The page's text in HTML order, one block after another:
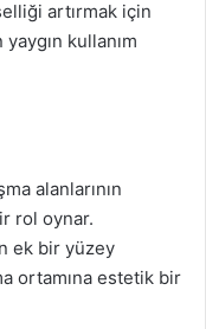
artırmak için
kullanım
alanlarının
rol oynar.
ek bir yüzey
ortamına estetik bir